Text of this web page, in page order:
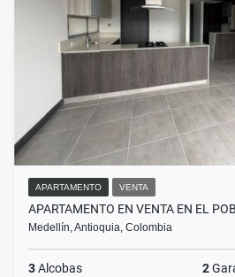
APARTAMENTO VENTA
APARTAMENTO EN VENTA EN EL
Medellín, Antioquia, Colombia
3Alcobas 2